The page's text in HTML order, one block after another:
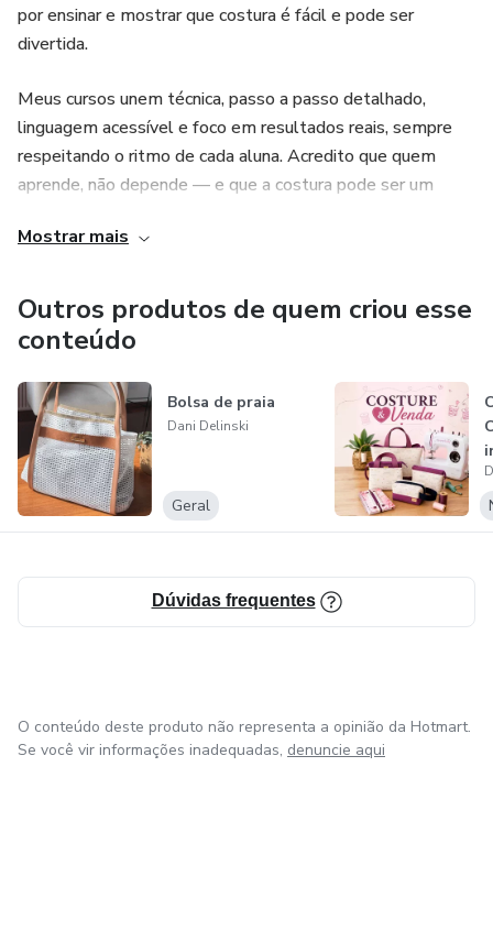
por ensinar e mostrar que costura é fácil e pode ser
divertida.
Meus cursos unem técnica, passo a passo detalhado,
linguagem acessível e foco em resultados reais, sempre
respeitando o ritmo de cada aluna. Acredito que quem
aprende, não depende — e que a costura pode ser um
e realização pessoal.
Mostrar mais
Outros produtos de quem criou esse
conteúdo
Bolsa de praia
Dani Delinski
Geral
Dúvidas frequentes
O conteúdo deste produto não representa a opinião da Hotmart.
Se você vir informações inadequadas, denuncie aqui